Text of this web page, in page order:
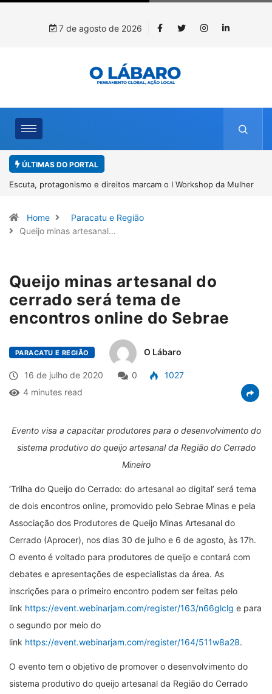
7 de agosto de 2026
ÚLTIMAS DO PORTAL
Conab inicia recebimento de documentos para solicitação do
Home
Paracatu e Região
Queijo minas artesanal…
Queijo minas artesanal do
cerrado será tema de
encontros online do Sebrae
PARACATU E REGIÃO O Lábaro
16 de julho de 2020 0
1027
4 minutes read
Evento visa a capacitar produtores para o desenvolvimento do
sistema produtivo do queijo artesanal da Região do Cerrado
Mineiro
‘Trilha do Queijo do Cerrado: do artesanal ao digital’ será tema
de dois encontros online, promovido pelo Sebrae Minas e pela
Associação dos Produtores de Queijo Minas Artesanal do
Cerrado (Aprocer), nos dias 30 de julho e 6 de agosto, às 17h.
O evento é voltado para produtores de queijo e contará com
debates e apresentações de especialistas da área. As
inscrições para o primeiro encontro podem ser feitas pelo
link https://event.webinarjam.com/register/163/n66glclg e para
o segundo por meio do
link https://event.webinarjam.com/register/164/511w8a28.
O evento tem o objetivo de promover o desenvolvimento do
sistema produtivo do queijo artesanal da Região do Cerrado